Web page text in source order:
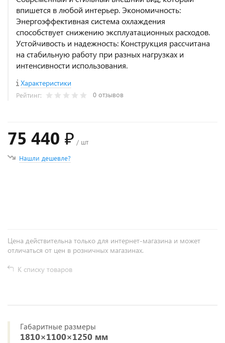
впишется в любой интерьер. Экономичность:
Энергоэффективная система охлаждения
способствует снижению эксплуатационных расходов.
Устойчивость и надежность: Конструкция рассчитана
на стабильную работу при разных нагрузках и
интенсивности использования.
Характеристики
Рейтинг: 0 отзывов
75 440 ₽ / шт
Нашли дешевле?
Цена действительна только для интернет-магазина и может
отличаться от цен в розничных магазинах.
К списку товаров
Габаритные размеры
1810×1100×1250 мм